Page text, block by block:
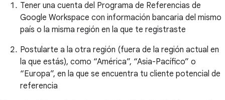
Tener una cuenta del Programa de Referencias de
Google Workspace con información bancaria del mismo
país o la misma región en la que te registraste
Postularte a la otra región (fuera de la región actual en
la que estás), como “América”, “Asia-Pacífico” o
“Europa”, en la que se encuentra tu cliente potencial de
referencia